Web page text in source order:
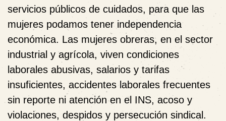
servicios públicos de cuidados, para que las
mujeres podamos tener independencia
económica. Las mujeres obreras, en el sector
industrial y agrícola, viven condiciones
laborales abusivas, salarios y tarifas
insuficientes, accidentes laborales frecuentes
sin reporte ni atención en el INS, acoso y
violaciones, despidos y persecución sindical.